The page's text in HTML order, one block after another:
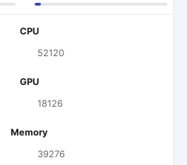
CPU
52120
GPU
18126
Memory
39276